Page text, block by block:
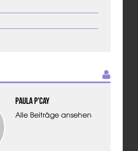
Paula P'Cay
Alle Beiträge ansehen